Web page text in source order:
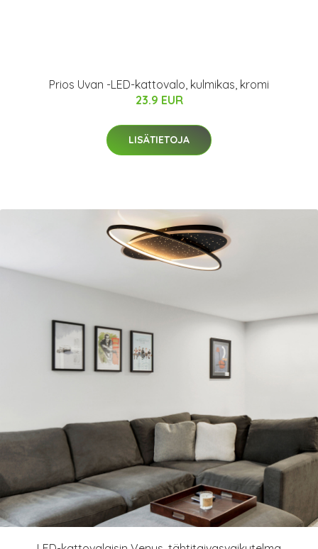
Prios Uvan -LED-kattovalo, kulmikas, kromi
23.9 EUR
LISÄTIETOJA